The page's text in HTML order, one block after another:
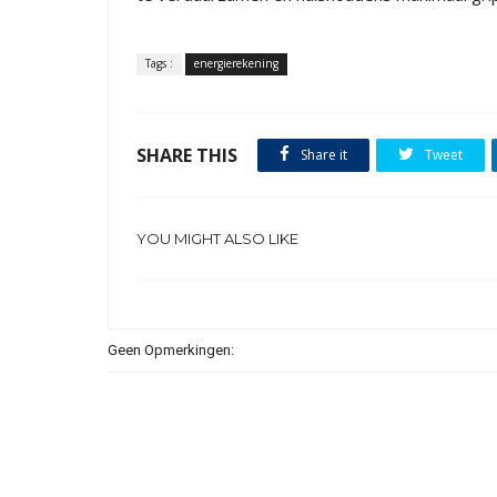
Tags : energierekening
SHARE THIS Share it Tweet
YOU MIGHT ALSO LIKE
Geen Opmerkingen: